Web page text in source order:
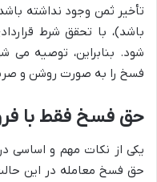
تأخیر ثمن وجود نداشته
باشد)، با تحقق شرط
شود. بنابراین، توصیه می
فسخ را به صورت روشن و
حق فسخ فقط با
یکی از نکات مهم و اساسی
حق فسخ معامله در این